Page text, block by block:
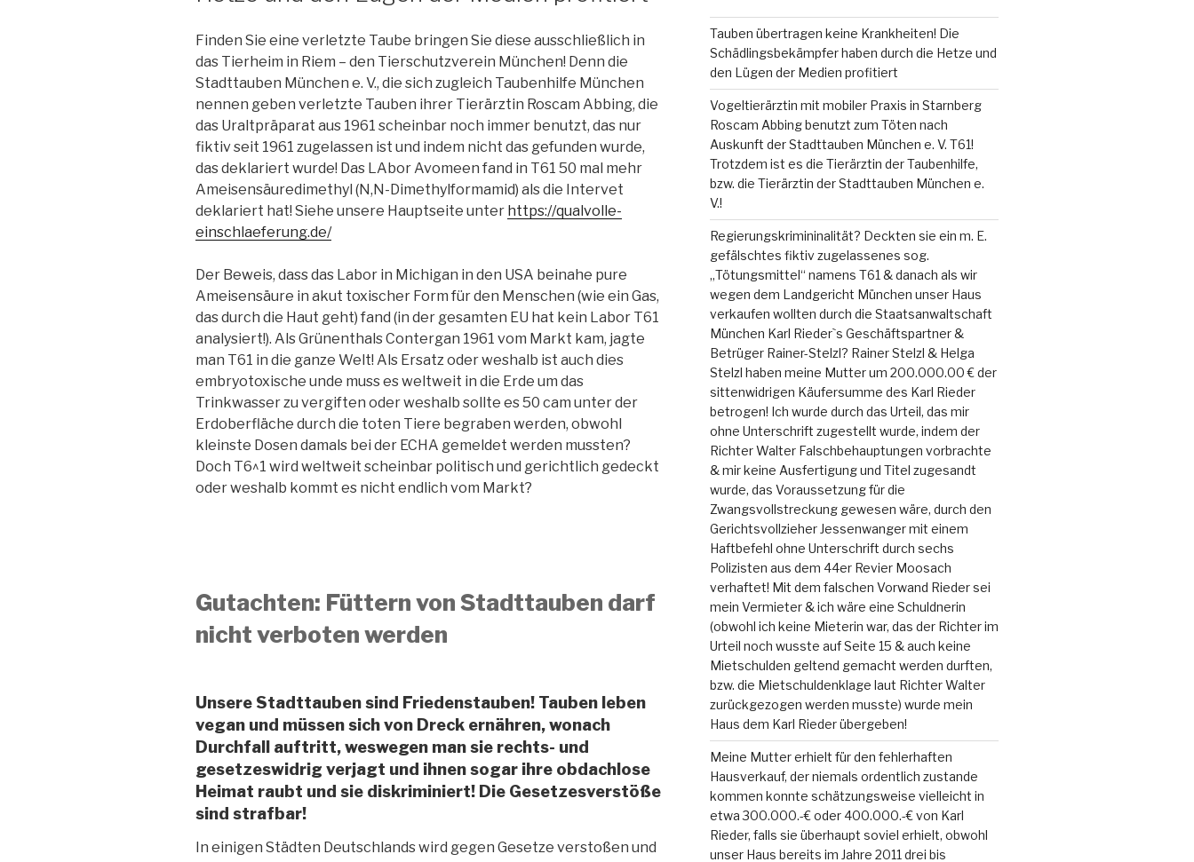
Finden Sie eine verletzte Taube bringen Sie diese ausschließlich in
das Tierheim in Riem – den Tierschutzverein München! Denn die
Stadttauben München e. V., die sich zugleich Taubenhilfe München
nennen geben verletzte Tauben ihrer Tierärztin Roscam Abbing, die
das Uraltpräparat aus 1961 scheinbar noch immer benutzt, das nur
fiktiv seit 1961 zugelassen ist und indem nicht das gefunden wurde,
das deklariert wurde! Das LAbor Avomeen fand in T61 50 mal mehr
Ameisensäuredimethyl (N,N-Dimethylformamid) als die Intervet
deklariert hat! Siehe unsere Hauptseite unter https://qualvolle-
einschlaeferung.de/
Der Beweis, dass das Labor in Michigan in den USA beinahe pure
Ameisensäure in akut toxischer Form für den Menschen (wie ein Gas,
das durch die Haut geht) fand (in der gesamten EU hat kein Labor T61
analysiert!). Als Grünenthals Contergan 1961 vom Markt kam, jagte
man T61 in die ganze Welt! Als Ersatz oder weshalb ist auch dies
embryotoxische unde muss es weltweit in die Erde um das
Trinkwasser zu vergiften oder weshalb sollte es 50 cam unter der
Erdoberfläche durch die toten Tiere begraben werden, obwohl
kleinste Dosen damals bei der ECHA gemeldet werden mussten?
Doch T6^1 wird weltweit scheinbar politisch und gerichtlich gedeckt
oder weshalb kommt es nicht endlich vom Markt?
Gutachten: Füttern von Stadttauben darf
nicht verboten werden
Unsere Stadttauben sind Friedenstauben! Tauben leben
vegan und müssen sich von Dreck ernähren, wonach
Durchfall auftritt, weswegen man sie rechts- und
gesetzeswidrig verjagt und ihnen sogar ihre obdachlose
Heimat raubt und sie diskriminiert! Die Gesetzesverstöße
sind strafbar!
In einigen Städten Deutschlands wird gegen Gesetze verstoßen und
Tauben übertragen keine Krankheiten! Die
Schädlingsbekämpfer haben durch die Hetze und
den Lügen der Medien profitiert
Vogeltierärztin mit mobiler Praxis in Starnberg
Roscam Abbing benutzt zum Töten nach
Auskunft der Stadttauben München e. V. T61!
Trotzdem ist es die Tierärztin der Taubenhilfe,
bzw. die Tierärztin der Stadttauben München e.
V.!
Regierungskrimininalität? Deckten sie ein m. E.
gefälschtes fiktiv zugelassenes sog.
„Tötungsmittel“ namens T61 & danach als wir
wegen dem Landgericht München unser Haus
verkaufen wollten durch die Staatsanwaltschaft
München Karl Rieder`s Geschäftspartner &
Betrüger Rainer-Stelzl? Rainer Stelzl & Helga
Stelzl haben meine Mutter um 200.000.00 € der
sittenwidrigen Käufersumme des Karl Rieder
betrogen! Ich wurde durch das Urteil, das mir
ohne Unterschrift zugestellt wurde, indem der
Richter Walter Falschbehauptungen vorbrachte
& mir keine Ausfertigung und Titel zugesandt
wurde, das Voraussetzung für die
Zwangsvollstreckung gewesen wäre, durch den
Gerichtsvollzieher Jessenwanger mit einem
Haftbefehl ohne Unterschrift durch sechs
Polizisten aus dem 44er Revier Moosach
verhaftet! Mit dem falschen Vorwand Rieder sei
mein Vermieter & ich wäre eine Schuldnerin
(obwohl ich keine Mieterin war, das der Richter im
Urteil noch wusste auf Seite 15 & auch keine
Mietschulden geltend gemacht werden durften,
bzw. die Mietschuldenklage laut Richter Walter
zurückgezogen werden musste) wurde mein
Haus dem Karl Rieder übergeben!
Meine Mutter erhielt für den fehlerhaften
Hausverkauf, der niemals ordentlich zustande
kommen konnte schätzungsweise vielleicht in
etwa 300.000.-€ oder 400.000.-€ von Karl
Rieder, falls sie überhaupt soviel erhielt, obwohl
unser Haus bereits im Jahre 2011 drei bis